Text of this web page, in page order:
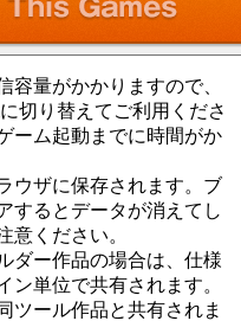
容量がかかりますので、
切り替えてご利用くださ
ーム起動までに時間がか
ウザに保存されます。ブ
するとデータが消えてし
意ください。
ダー作品の場合は、仕様
ン単位で共有されます。
ツール作品と共有されま